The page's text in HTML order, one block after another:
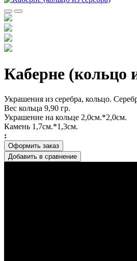
Каберне (кольцо
Украшения из серебра, кольцо.
Вес кольца 9,90 гр.
Украшение на кольце 2,0см.*2,0см.
Камень 1,7см.*1,3см.
:
Оформить заказ
Добавить в сравнение